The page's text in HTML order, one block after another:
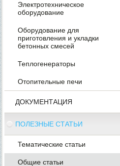
Электротехническое
оборудование
Оборудование для
приготовления и укладки
бетонных смесей
Теплогенераторы
Отопительные печи
ДОКУМЕНТАЦИЯ
ПОЛЕЗНЫЕ СТАТЬИ
Тематические статьи
Общие статьи